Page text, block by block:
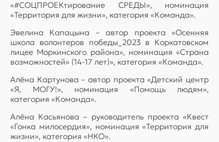
«#СОЦПРОЕКтирование СРЕДЫ», номинация
«Территория для жизни», категория «Команда».
Эвелина Капацына – автор проекта «Осенняя
школа волонтеров победы_2023 в Коркатовском
лицее Моркинского района», номинация «Страна
возможностей» (14-17 лет)», категория «Команда».
Алёна Картунова – автор проекта «Детский центр
«Я, МОГУ!», номинация «Помощь людям»,
категория «Команда».
Алёна Касьянова – руководитель проекта «Квест
«Гонка милосердия», номинация «Территория для
жизни», категория «НКО».